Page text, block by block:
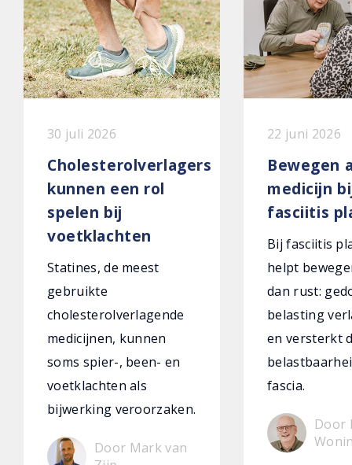
30 juli 2026
Cholesterolverlagers
kunnen een rol
spelen bij
voetklachten
Statines, de meest
gebruikte
cholesterolverlagende
medicijnen, kunnen
soms spier-, been- en
voetklachten als
bijwerking veroorzaken.
Door Mark van
22 juni 2026
Bewegen
medicijn
fasciitis
Bij fasciitis
helpt
dan rust:
belasting
en versterkt
fascia.
Door